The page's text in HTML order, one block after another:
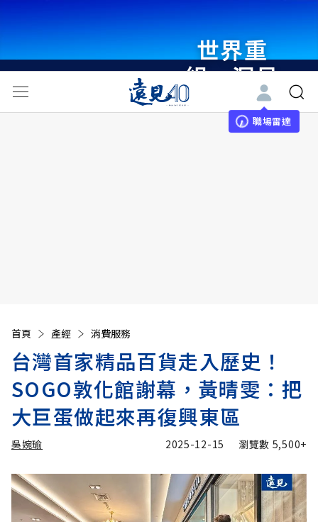
世界重
組・洞見
未來 與
世界領袖
職場雷達
首頁 產經 消費服務
台灣首家精品百貨走入歷史！
SOGO敦化館謝幕，黃晴雯：把
大巨蛋做起來再復興東區
吳婉瑜 2025-12-15 瀏覽數 5,500+